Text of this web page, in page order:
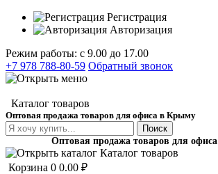
Регистрация
Авторизация
Режим работы: с 9.00 до 17.00
+7 978 788-80-59 Обратный звонок
Каталог товаров
Оптовая продажа товаров для офиса в Крыму
Поиск
Оптовая продажа товаров для
Каталог товаров
Корзина 0 0.00 ₽